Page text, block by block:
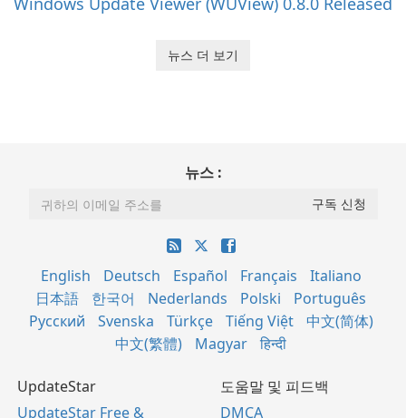
뉴스 더 보기
뉴스 :
English Deutsch Español Français
Italiano
日本語
한국어 Nederlands Polski
Português
Русский
Svenska Türkçe Tiếng Việt
中文(简体)
中文(繁體)
Magyar हिन्दी
UpdateStar
UpdateStar Free &
도움말 및 피드백
DMCA